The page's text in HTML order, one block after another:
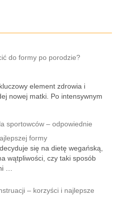
do formy po porodzie?
element zdrowia i
nowej matki. Po intensywnym
sportowców – odpowiednie
formy
się na dietę wegańską,
wątpliwości, czy taki sposób
…
– korzyści i najlepsze